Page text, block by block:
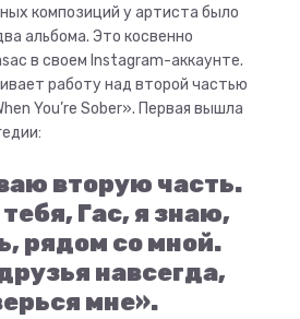
композиций у артиста было
альбома. Это косвенно
в своем Instagram-аккаунте.
работу над второй частью
You’re Sober». Первая вышла
вторую часть.
Гас, я знаю,
рядом со мной.
навсегда,
мне».